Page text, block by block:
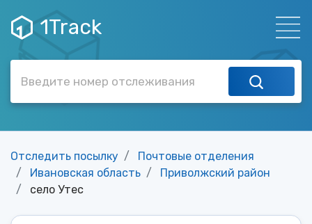
1Track
Отследить посылку
Почтовые отделения
Ивановская область
Приволжский район
село Утес